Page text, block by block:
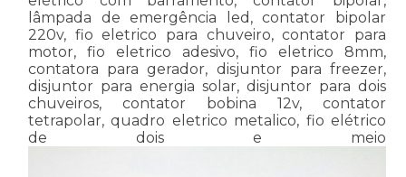
lâmpada de emergência led, contator bipolar
220v, fio eletrico para chuveiro, contator para
motor, fio eletrico adesivo, fio eletrico 8mm,
contatora para gerador, disjuntor para freezer,
disjuntor para energia solar, disjuntor para dois
chuveiros, contator bobina 12v, contator
tetrapolar, quadro eletrico metalico, fio elétrico
de dois e meio